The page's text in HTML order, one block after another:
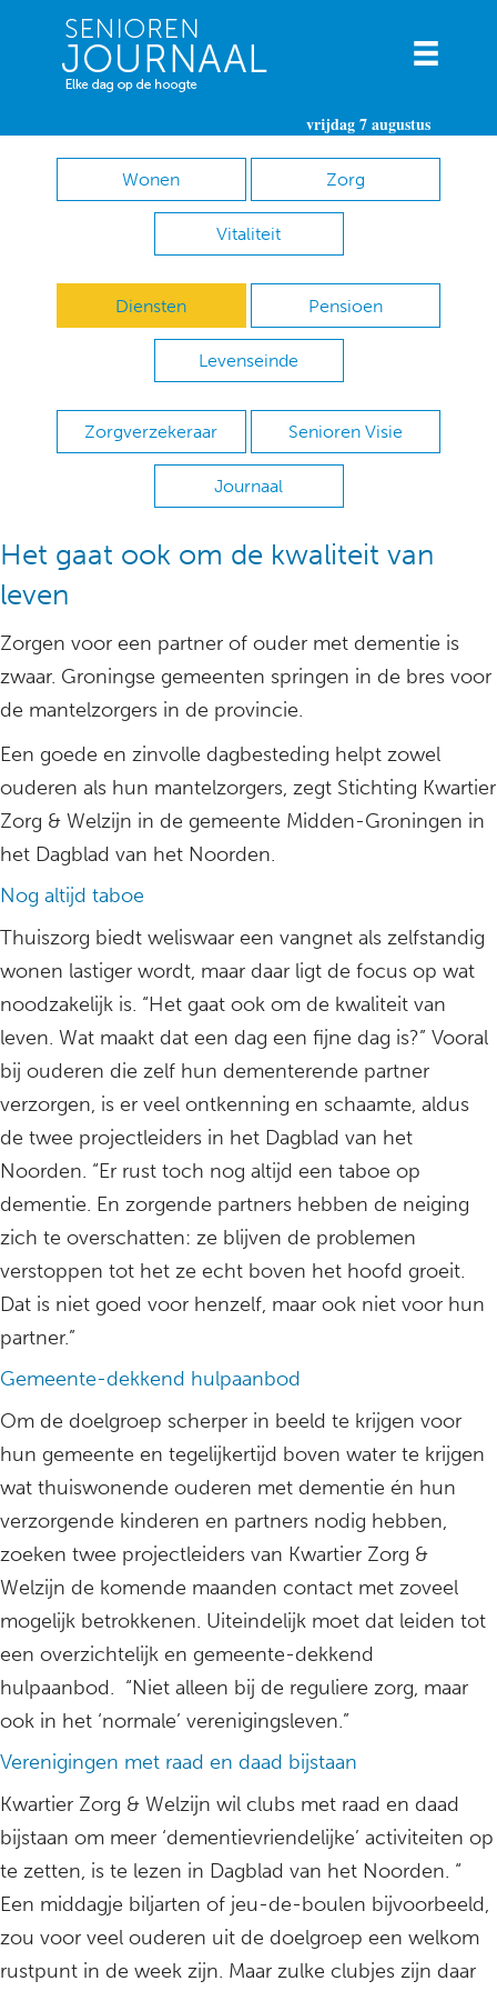
vrijdag 7 augustus
Wonen Zorg
Vitaliteit
Diensten Pensioen
Levenseinde
Zorgverzekeraar Senioren Visie
Journaal
Het gaat ook om de kwaliteit van
leven
Zorgen voor een partner of ouder met dementie is
zwaar. Groningse gemeenten springen in de bres voor
de mantelzorgers in de provincie.
Een goede en zinvolle dagbesteding helpt zowel
ouderen als hun mantelzorgers, zegt Stichting Kwartier
Zorg & Welzijn in de gemeente Midden-Groningen in
het Dagblad van het Noorden.
Nog altijd taboe
Thuiszorg biedt weliswaar een vangnet als zelfstandig
wonen lastiger wordt, maar daar ligt de focus op wat
noodzakelijk is. “Het gaat ook om de kwaliteit van
leven. Wat maakt dat een dag een fijne dag is?” Vooral
bij ouderen die zelf hun dementerende partner
verzorgen, is er veel ontkenning en schaamte, aldus
de twee projectleiders in het Dagblad van het
Noorden. “Er rust toch nog altijd een taboe op
dementie. En zorgende partners hebben de neiging
zich te overschatten: ze blijven de problemen
verstoppen tot het ze echt boven het hoofd groeit.
Dat is niet goed voor henzelf, maar ook niet voor hun
partner.”
Gemeente-dekkend hulpaanbod
Om de doelgroep scherper in beeld te krijgen voor
hun gemeente en tegelijkertijd boven water te krijgen
wat thuiswonende ouderen met dementie én hun
verzorgende kinderen en partners nodig hebben,
zoeken twee projectleiders van Kwartier Zorg &
Welzijn de komende maanden contact met zoveel
mogelijk betrokkenen. Uiteindelijk moet dat leiden tot
een overzichtelijk en gemeente-dekkend
hulpaanbod. “Niet alleen bij de reguliere zorg, maar
ook in het ‘normale’ verenigingsleven.”
Verenigingen met raad en daad bijstaan
Kwartier Zorg & Welzijn wil clubs met raad en daad
bijstaan om meer ‘dementievriendelijke’ activiteiten op
te zetten, is te lezen in Dagblad van het Noorden. “
Een middagje biljarten of jeu-de-boulen bijvoorbeeld,
zou voor veel ouderen uit de doelgroep een welkom
rustpunt in de week zijn. Maar zulke clubjes zijn daar